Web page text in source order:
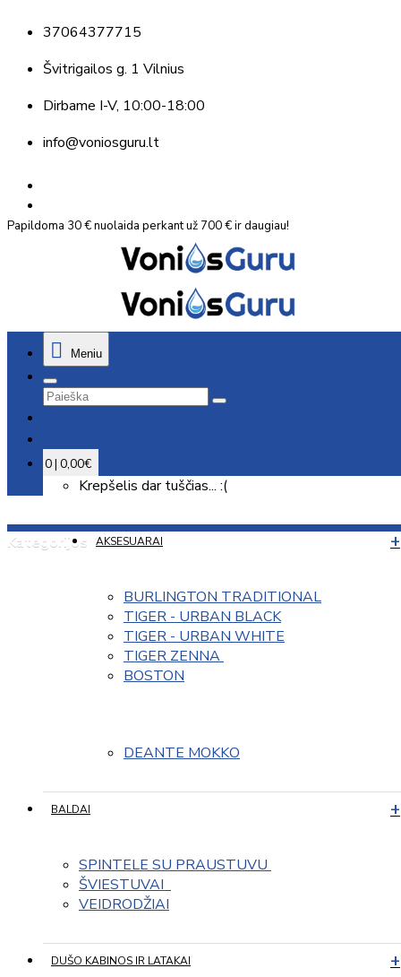
37064377715
Švitrigailos g. 1 Vilnius
Dirbame I-V, 10:00-18:00
info@voniosguru.lt
Papildoma 30 € nuolaida perkant už 700 € ir daugiau!
Meniu
0 | 0,00€
Krepšelis dar tuščias... :(
Kategorijos AKSESUARAI
BURLINGTON TRADITIONAL
TIGER - URBAN BLACK
TIGER - URBAN WHITE
TIGER ZENNA
BOSTON
DEANTE MOKKO
BALDAI
SPINTELE SU PRAUSTUVU
ŠVIESTUVAI
VEIDRODŽIAI
DUŠO KABINOS IR LATAKAI